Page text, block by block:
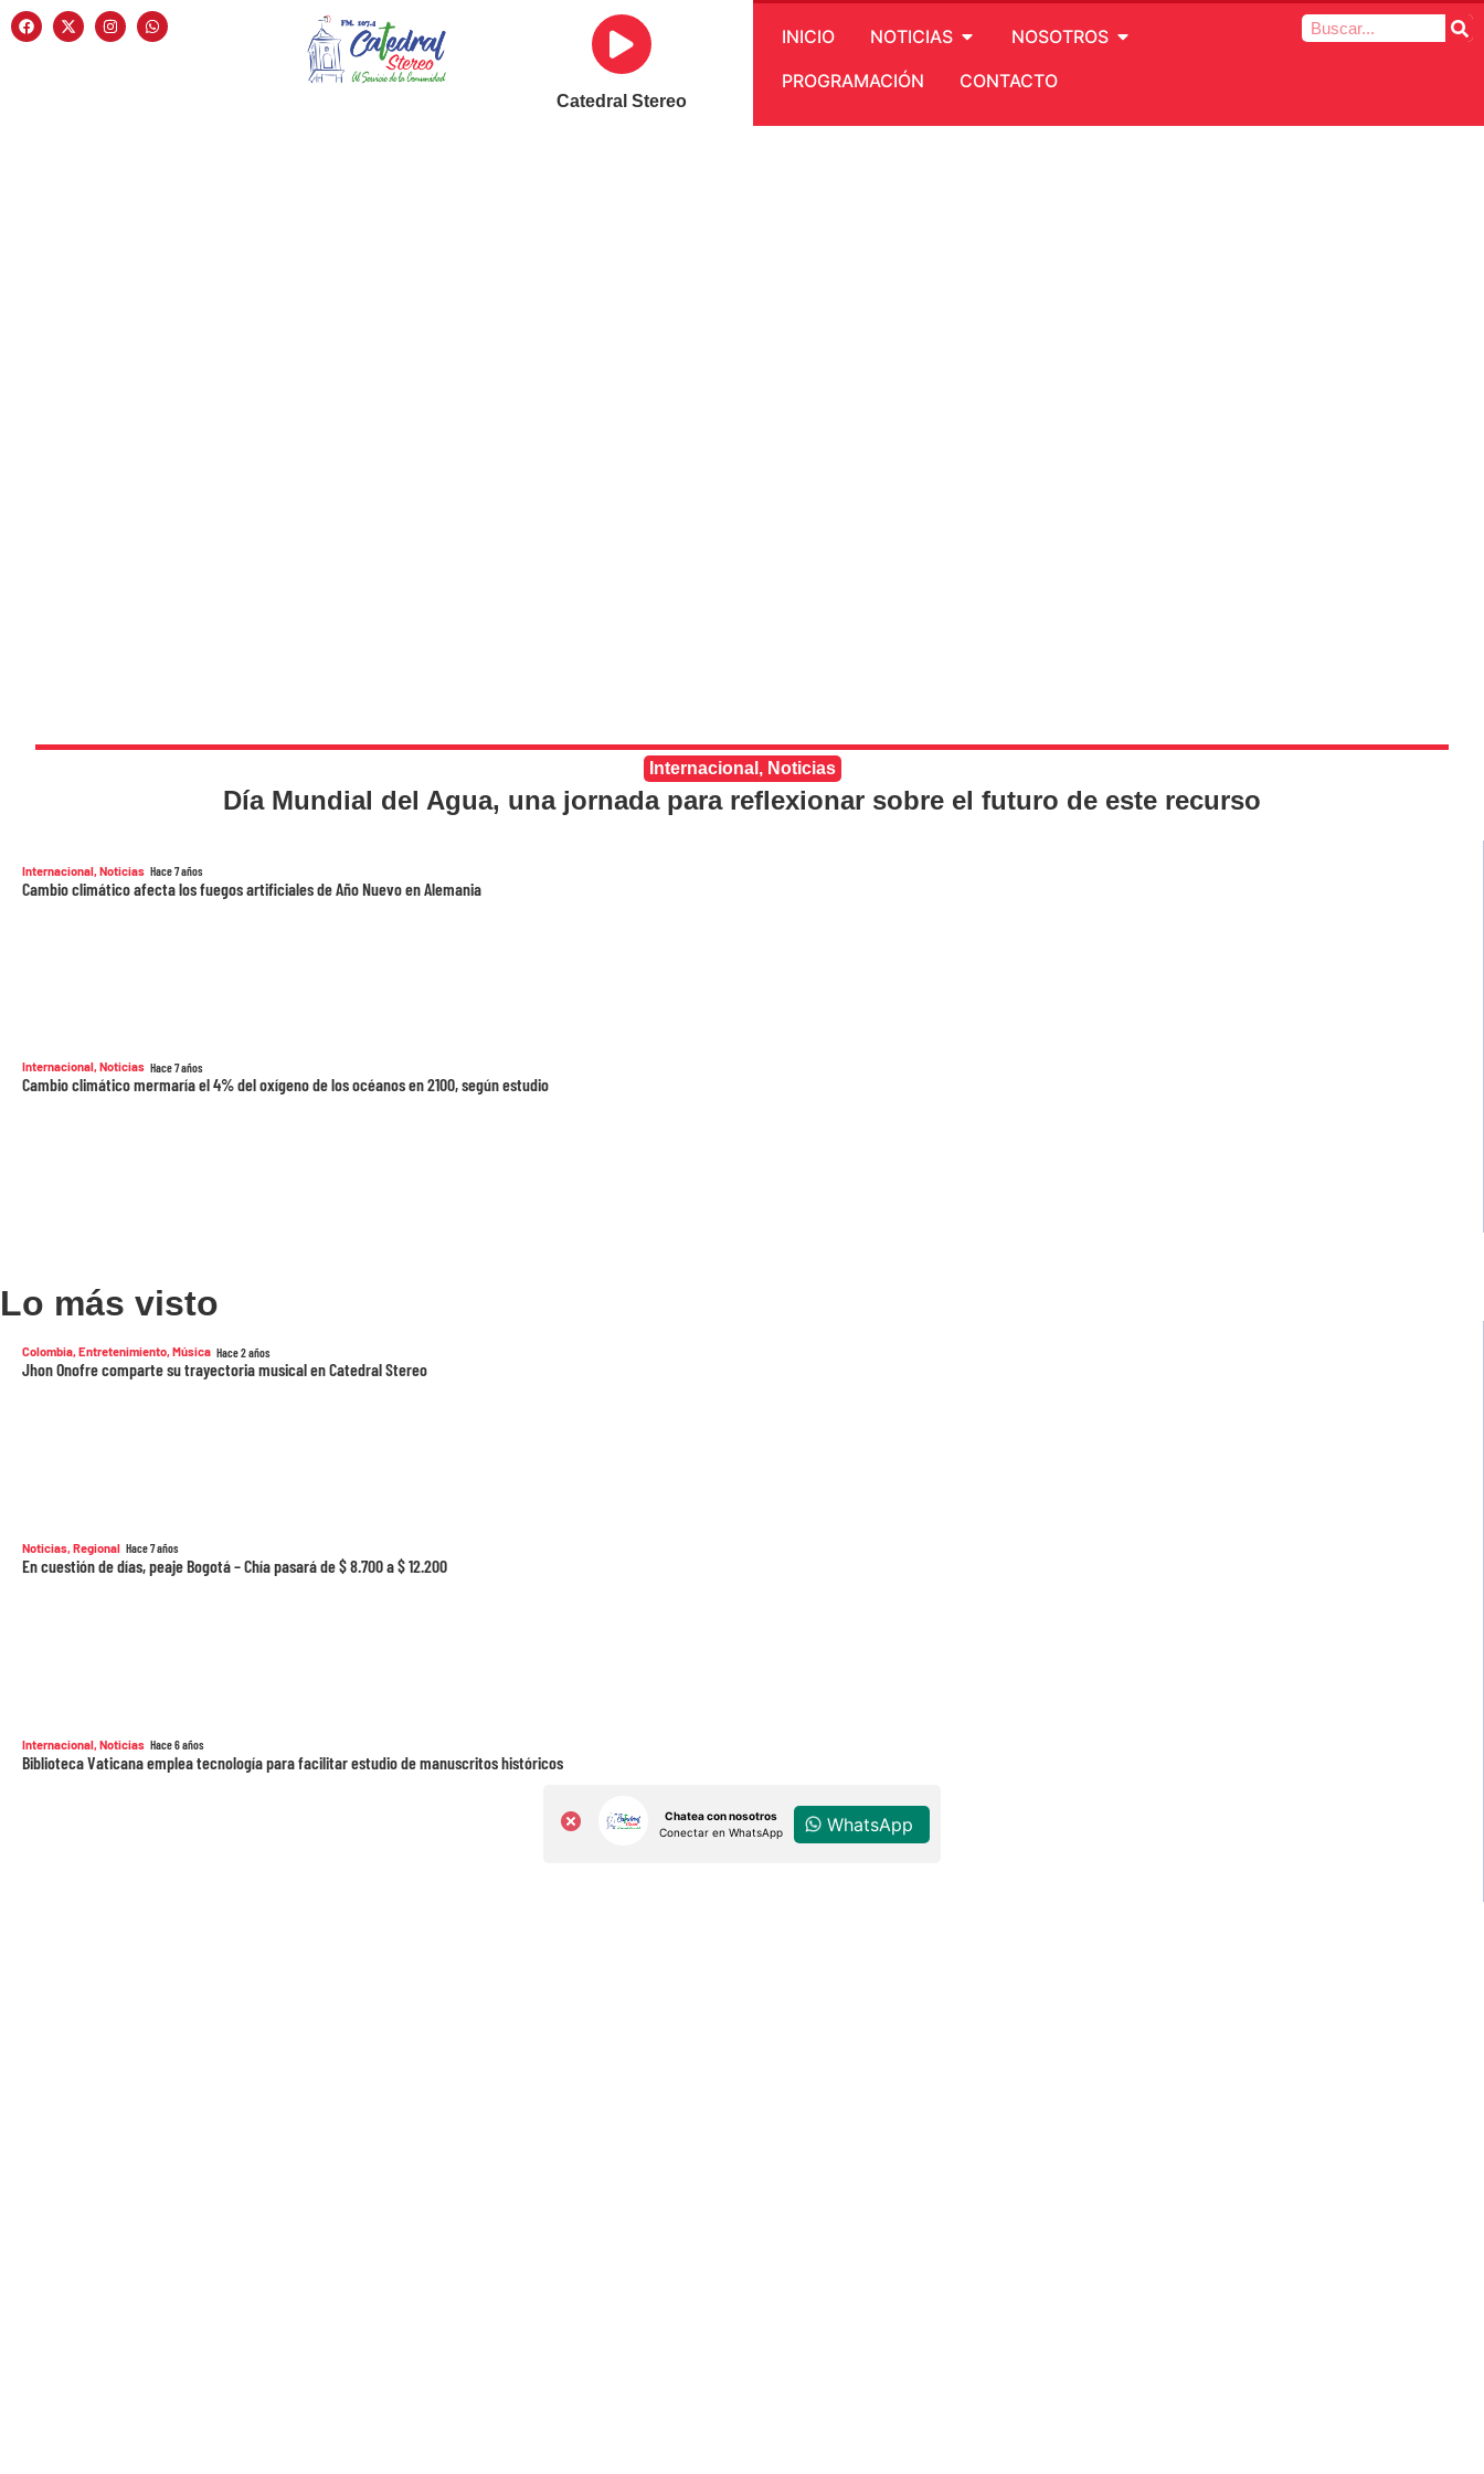
Catedral Stereo
INICIO NOTICIAS
NOSOTROS
PROGRAMACIÓN
CONTACTO
Internacional , Noticias
Día Mundial del Agua, una jornada para reflexionar sobre el futuro de este recurso
Internacional Noticias Hace 7 años
Cambio climático afecta los fuegos artificiales de Año Nuevo en Alemania
Internacional,Noticias Hace 7 años
Cambio climático mermaría el 4% del oxígeno de los océanos en 2100, según estudio
Lo más visto
Colombia,Entretenimiento,Música Hace 2 años
Jhon Onofre comparte su trayectoria musical en Catedral Stereo
Noticias,Regional Hace 7 años
En cuestión de días, peaje Bogotá – Chía pasará de $ 8.700 a $ 12.200
Internacional Noticias Hace 6 años
Biblioteca Vaticana emplea tecnología para facilitar estudio de manuscritos históricos
Chatea con nosotros
Conectar en WhatsApp
WhatsApp